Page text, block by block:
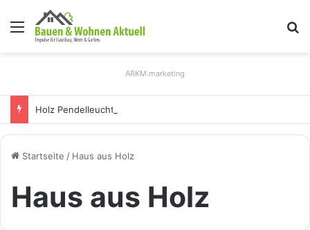
Menü
ARKM.marketing
Startseite / Haus aus Holz
Haus aus Holz